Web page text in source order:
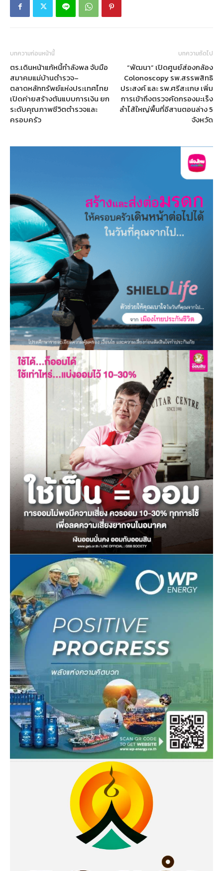
บทความก่อนหน้านี้
ตร.เดินหน้าแก้หนี้กำลังพล จับมือ
สมาคมแม่บ้านตำรวจ–
ตลาดหลักทรัพย์แห่งประเทศไทย
เปิดค่ายสร้างต้นแบบการเงิน ยก
ระดับคุณภาพชีวิตตำรวจและ
ครอบครัว
บทความถัดไป
“พัฒนา” เปิดศูนย์ส่องกล้อง
Colonoscopy รพ.สรรพสิทธิ
ประสงค์ และ รพ.ศรีสะเกษ เพิ่ม
การเข้าถึงตรวจคัดกรองมะเร็ง
ลำไส้ใหญ่พื้นที่อีสานตอนล่าง 5
จังหวัด